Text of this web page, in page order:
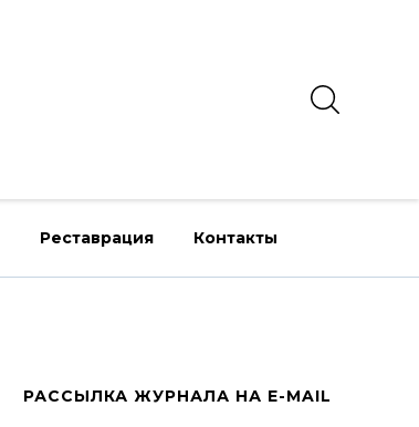
Реставрация Контакты
РАССЫЛКА ЖУРНАЛА НА E-MAIL